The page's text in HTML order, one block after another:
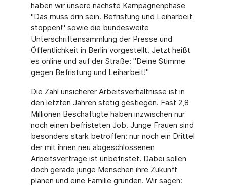
haben wir unsere nächste Kampagnenphase
"Das muss drin sein. Befristung und Leiharbeit
stoppen!" sowie die bundesweite
Unterschriftensammlung der Presse und
Öffentlichkeit in Berlin vorgestellt. Jetzt heißt
es online und auf der Straße: "Deine Stimme
gegen Befristung und Leiharbeit!"
Die Zahl unsicherer Arbeitsverhältnisse ist in
den letzten Jahren stetig gestiegen. Fast 2,8
Millionen Beschäftigte haben inzwischen nur
noch einen befristeten Job. Junge Frauen sind
besonders stark betroffen: nur noch ein Drittel
der mit ihnen neu abgeschlossenen
Arbeitsverträge ist unbefristet. Dabei sollen
doch gerade junge Menschen ihre Zukunft
planen und eine Familie gründen. Wir sagen: